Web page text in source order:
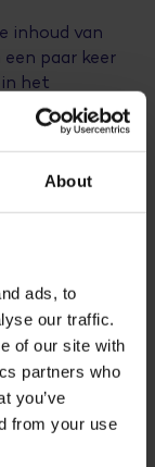
About
ads, to
our traffic.
of our site with
partners who
you’ve
from your use
inhoud van
paar keer
het
Wat mij trok in
maken
wordt
dat. Dat
om
werk?
houdt in dat
het leuk om
zijn er niet
wel wat
werk voor
was de